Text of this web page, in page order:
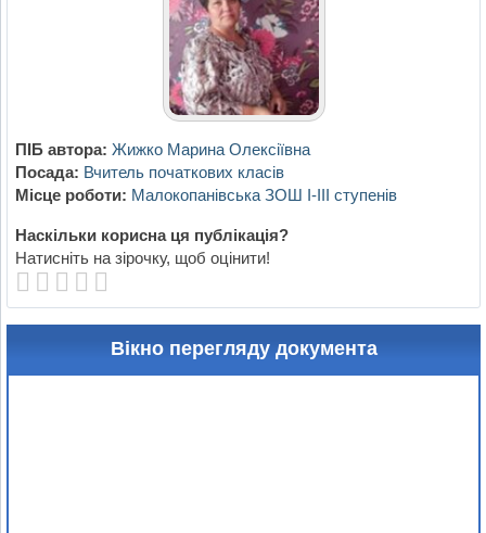
ПІБ автора: Жижко Марина Олексіївна
Посада: Вчитель початкових класів
Місце роботи: Малокопанівська ЗОШ І-ІІІ ступенів
Наскільки корисна ця публікація?
Натисніть на зірочку, щоб оцінити!
Вікно перегляду документа